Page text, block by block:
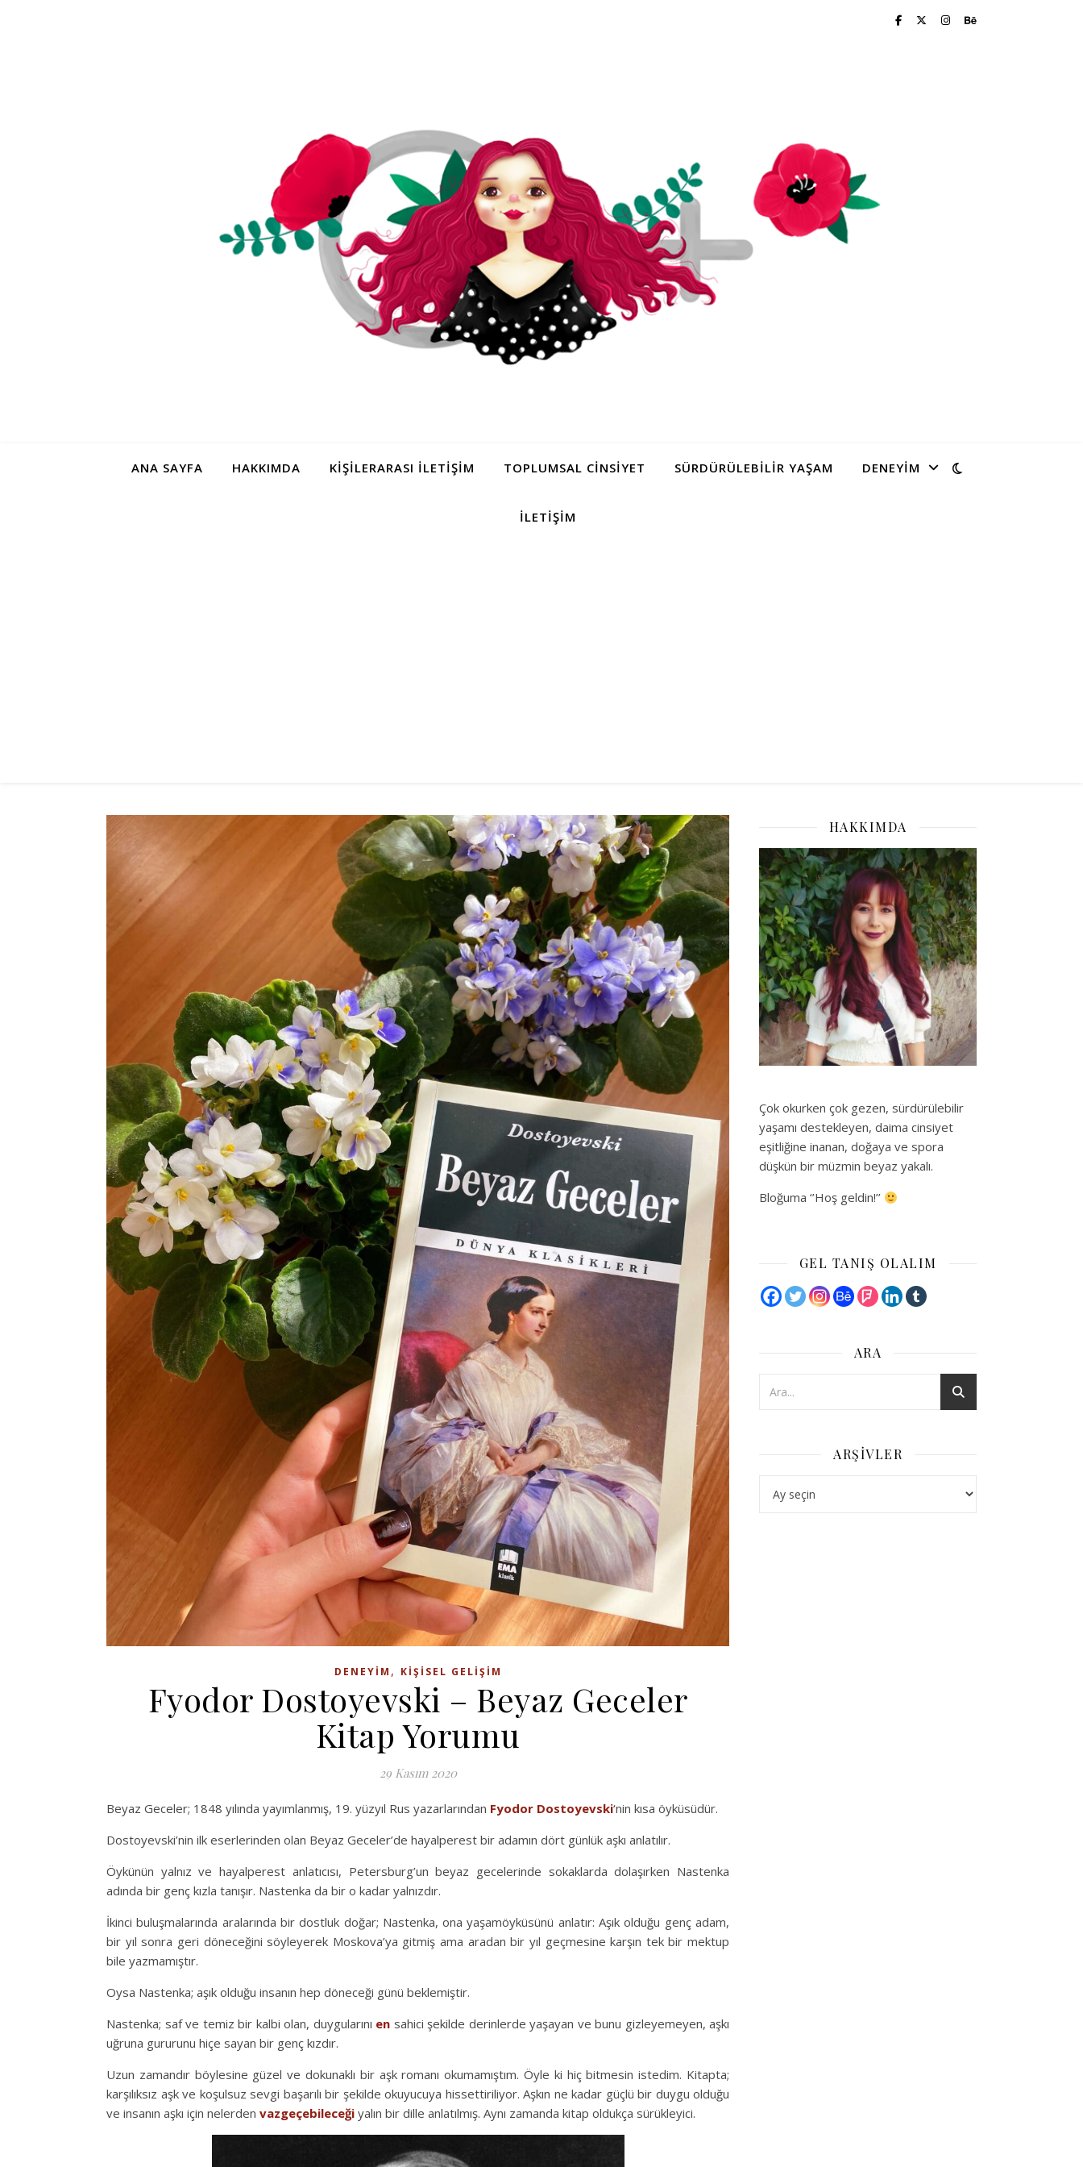
ANA SAYFA HAKKIMDA KIŞILERARASI İLETIŞIM TOPLUMSAL CINSIYET SÜRDÜRÜLEBILIR YAŞAM DENEYIM
İLETIŞIM
DENEYIM , KIŞISEL GELIŞIM
Fyodor Dostoyevski – Beyaz Geceler
Kitap Yorumu
29 Kasım 2020
Beyaz Geceler; 1848 yılında yayımlanmış, 19. yüzyıl Rus yazarlarından Fyodor Dostoyevski‘nin kısa öyküsüdür.
Dostoyevski’nin ilk eserlerinden olan Beyaz Geceler’de hayalperest bir adamın dört günlük aşkı anlatılır.
Öykünün yalnız ve hayalperest anlatıcısı, Petersburg’un beyaz gecelerinde sokaklarda dolaşırken Nastenka
adında bir genç kızla tanışır. Nastenka da bir o kadar yalnızdır.
İkinci buluşmalarında aralarında bir dostluk doğar; Nastenka, ona yaşamöyküsünü anlatır: Aşık olduğu genç adam,
bir yıl sonra geri döneceğini söyleyerek Moskova’ya gitmiş ama aradan bir yıl geçmesine karşın tek bir mektup
bile yazmamıştır.
Oysa Nastenka; aşık olduğu insanın hep döneceği günü beklemiştir.
Nastenka; saf ve temiz bir kalbi olan, duygularını en sahici şekilde derinlerde yaşayan ve bunu gizleyemeyen, aşkı
uğruna gururunu hiçe sayan bir genç kızdır.
Uzun zamandır böylesine güzel ve dokunaklı bir aşk romanı okumamıştım. Öyle ki hiç bitmesin istedim. Kitapta;
karşılıksız aşk ve koşulsuz sevgi başarılı bir şekilde okuyucuya hissettiriliyor. Aşkın ne kadar güçlü bir duygu olduğu
ve insanın aşkı için nelerden vazgeçebileceği yalın bir dille anlatılmış. Aynı zamanda kitap oldukça sürükleyici.
HAKKIMDA
Çok okurken çok gezen, sürdürülebilir
yaşamı destekleyen, daima cinsiyet
eşitliğine inanan, doğaya ve spora
düşkün bir müzmin beyaz yakalı.
Bloğuma ‘’Hoş geldin!’’
GEL TANIŞ OLALIM
ARA
ARŞIVLER